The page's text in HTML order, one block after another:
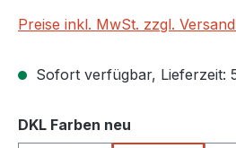
Preise inkl. MwSt. zzgl.
Sofort verfügbar, Lieferzeit:
DKL Farben neu